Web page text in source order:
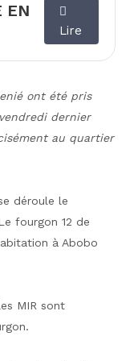
EN
Lire
ont été pris
dernier
au quartier
déroule le
fourgon 12 de
à Abobo
MIR sont